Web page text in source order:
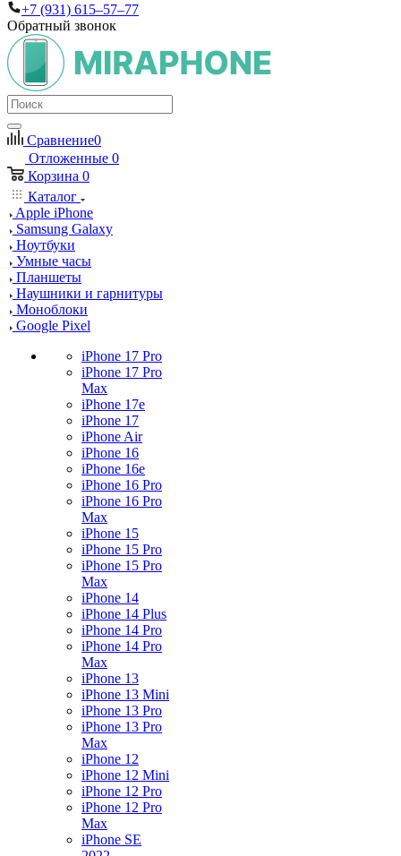
+7 (931) 615‒57‒77
Обратный звонок
Сравнение0
Отложенные 0
Корзина 0
Каталог
Apple iPhone
Samsung Galaxy
Ноутбуки
Умные часы
Планшеты
Наушники и гарнитуры
Моноблоки
Google Pixel
iPhone 17 Pro
iPhone 17 Pro
Max
iPhone 17e
iPhone 17
iPhone Air
iPhone 16
iPhone 16e
iPhone 16 Pro
iPhone 16 Pro
Max
iPhone 15
iPhone 15 Pro
iPhone 15 Pro
Max
iPhone 14
iPhone 14 Plus
iPhone 14 Pro
iPhone 14 Pro
Max
iPhone 13
iPhone 13 Mini
iPhone 13 Pro
iPhone 13 Pro
Max
iPhone 12
iPhone 12 Mini
iPhone 12 Pro
iPhone 12 Pro
Max
iPhone SE